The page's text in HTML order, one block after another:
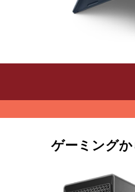
ゲーミング